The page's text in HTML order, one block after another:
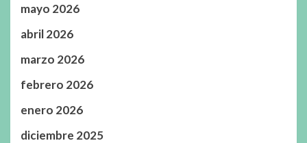
mayo 2026
abril 2026
marzo 2026
febrero 2026
enero 2026
diciembre 2025